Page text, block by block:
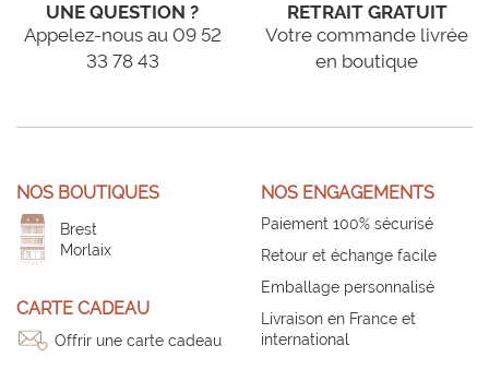
UNE QUESTION ?
Appelez-nous au 09 52
33 78 43
RETRAIT GRATUIT
Votre commande livrée
en boutique
NOS BOUTIQUES
Brest
Morlaix
CARTE CADEAU
Offrir une carte cadeau
NOS ENGAGEMENTS
Paiement 100% sécurisé
Retour et échange facile
Emballage personnalisé
Livraison en France et
international